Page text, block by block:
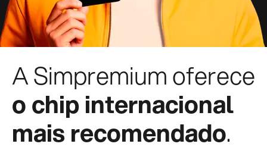
A Simpremium oferece
o chip internacional
mais recomendado.